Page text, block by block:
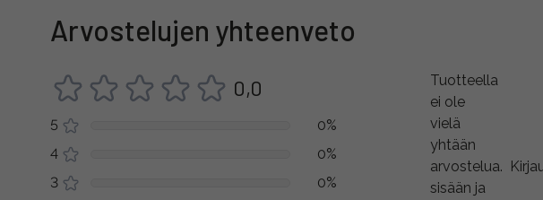
Arvostelujen yhteenveto
0,0
5
0%
4
0%
3
0%
Tuotteella
ei ole
vielä
yhtään
arvostelua.
sisään ja